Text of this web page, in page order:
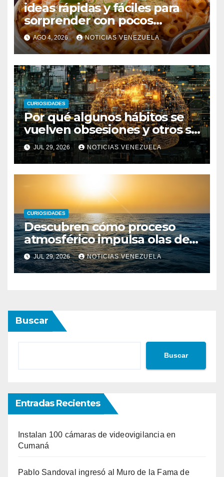
ideas rápidas y fáciles para
sorprender con pocos
ingredientes
AGO 4, 2026 NOTICIAS VENEZUELA
CURIOSIDADES
Por qué algunos hábitos se
vuelven obsesiones y otros se
desvanecen
JUL 29, 2026 NOTICIAS VENEZUELA
CURIOSIDADES
Descubren cómo proceso
atmosférico impulsa olas de
calor marinas extremas
JUL 29, 2026 NOTICIAS VENEZUELA
Buscar
Buscar
Entradas Recientes
Instalan 100 cámaras de videovigilancia en
Cumaná
Pablo Sandoval ingresó al Muro de la Fama de